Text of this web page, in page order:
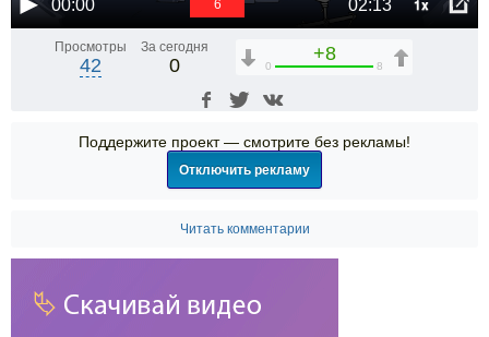
00:00 02:13 1x
6
Просмотры
42
За сегодня
0
+8
0 8
Поддержите проект — смотрите без рекламы!
Отключить рекламу
Читать комментарии